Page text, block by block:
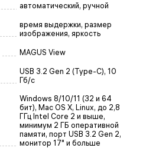
автоматический, ручной
время выдержки, размер
изображения, яркость
MAGUS View
USB 3.2 Gen 2 (Type-C), 10
Гб/с
Windows 8/10/11 (32 и 64
бит), Mac OS X, Linux, до 2,8
ГГц Intel Core 2 и выше,
минимум 2 ГБ оперативной
памяти, порт USB 3.2 Gen 2,
монитор 17" и больше